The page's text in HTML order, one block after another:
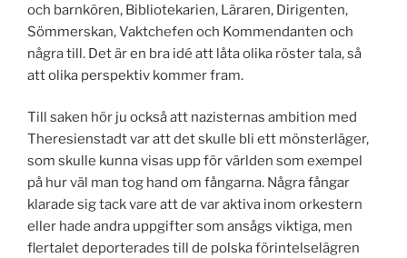
och barnkören, Bibliotekarien, Läraren, Dirigenten,
Sömmerskan, Vaktchefen och Kommendanten och
några till. Det är en bra idé att låta olika röster tala, så
att olika perspektiv kommer fram.
Till saken hör ju också att nazisternas ambition med
Theresienstadt var att det skulle bli ett mönsterläger,
som skulle kunna visas upp för världen som exempel
på hur väl man tog hand om fångarna. Några fångar
klarade sig tack vare att de var aktiva inom orkestern
eller hade andra uppgifter som ansågs viktiga, men
flertalet deporterades till de polska förintelselägren